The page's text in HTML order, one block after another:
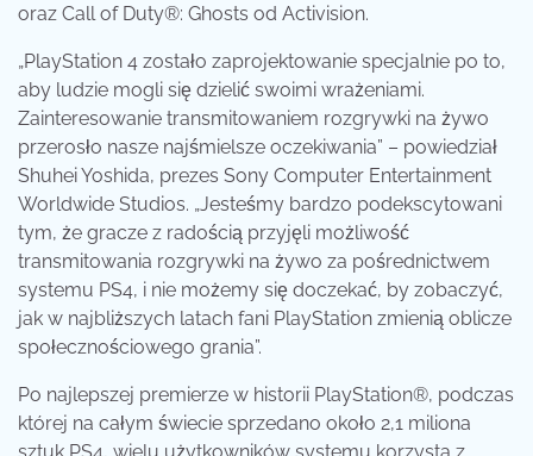
oraz Call of Duty®: Ghosts od Activision.
„PlayStation 4 zostało zaprojektowanie specjalnie po to,
aby ludzie mogli się dzielić swoimi wrażeniami.
Zainteresowanie transmitowaniem rozgrywki na żywo
przerosło nasze najśmielsze oczekiwania” – powiedział
Shuhei Yoshida, prezes Sony Computer Entertainment
Worldwide Studios. „Jesteśmy bardzo podekscytowani
tym, że gracze z radością przyjęli możliwość
transmitowania rozgrywki na żywo za pośrednictwem
systemu PS4, i nie możemy się doczekać, by zobaczyć,
jak w najbliższych latach fani PlayStation zmienią oblicze
społecznościowego grania”.
Po najlepszej premierze w historii PlayStation®, podczas
której na całym świecie sprzedano około 2,1 miliona
sztuk PS4, wielu użytkowników systemu korzysta z